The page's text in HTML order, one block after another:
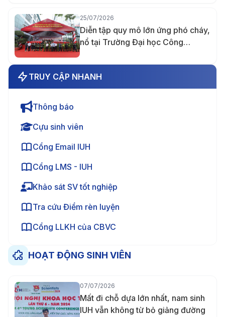
25/07/2026
Diễn tập quy mô lớn ứng phó cháy,
nổ tại Trường Đại học Công
nghiệp TP.HCM
TRUY CẬP NHANH
Thông báo
Cựu sinh viên
Cổng Email IUH
Cổng LMS - IUH
Khảo sát SV tốt nghiệp
Tra cứu Điểm rèn luyện
Cổng LLKH của CBVC
HOẠT ĐỘNG SINH VIÊN
07/07/2026
Mất đi chỗ dựa lớn nhất, nam sinh
IUH vẫn không từ bỏ giảng đường